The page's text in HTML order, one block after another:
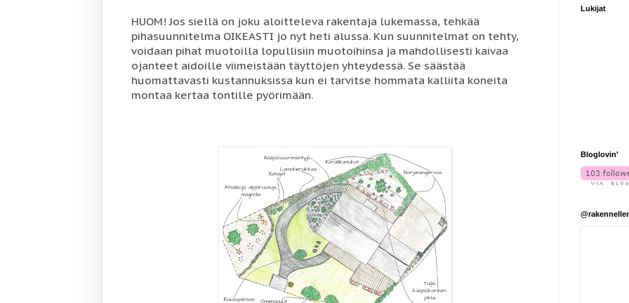
HUOM! Jos siellä on joku aloitteleva rakentaja lukemassa, tehkää
pihasuunnitelma OIKEASTI jo nyt heti alussa. Kun suunnitelmat on tehty,
voidaan pihat muotoilla lopullisiin muotoihinsa ja mahdollisesti kaivaa
ojanteet aidoille viimeistään täyttöjen yhteydessä. Se säästää
huomattavasti kustannuksissa kun ei tarvitse hommata kalliita koneita
montaa kertaa tontille pyörimään.
Lukijat
Bloglovin'